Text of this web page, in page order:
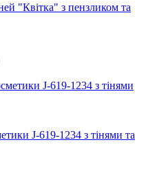
"Квітка" з пензликом та
J-619-1234 з тінями та